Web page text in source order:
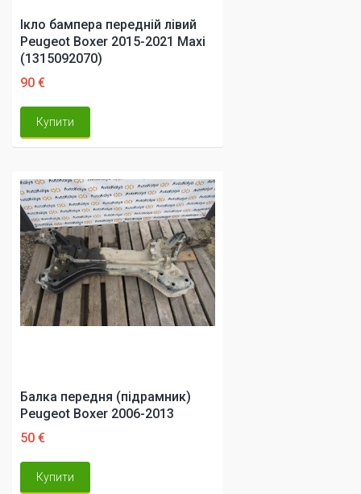
Ікло бампера передній лівий
Peugeot Boxer 2015-2021 Maxi
(1315092070)
90 €
Купити
Балка передня (підрамник)
Peugeot Boxer 2006-2013
50 €
Купити